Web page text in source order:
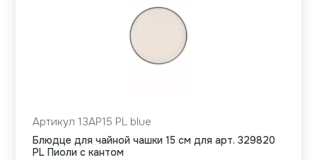
Артикул 13AP15 PL blue
Блюдце для чайной чашки 15 см для арт. 329820
PL Пиоли с кантом